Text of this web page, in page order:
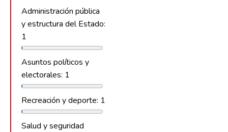
Administración pública
y estructura del Estado:
1
Asuntos políticos y
electorales: 1
Recreación y deporte: 1
Salud y seguridad